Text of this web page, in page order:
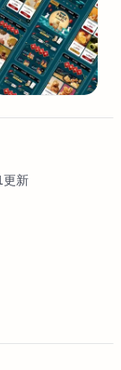
更新